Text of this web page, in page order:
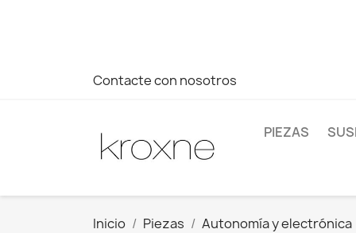
Contacte con nosotros
PIEZAS
Inicio Piezas Autonomía y electrónica